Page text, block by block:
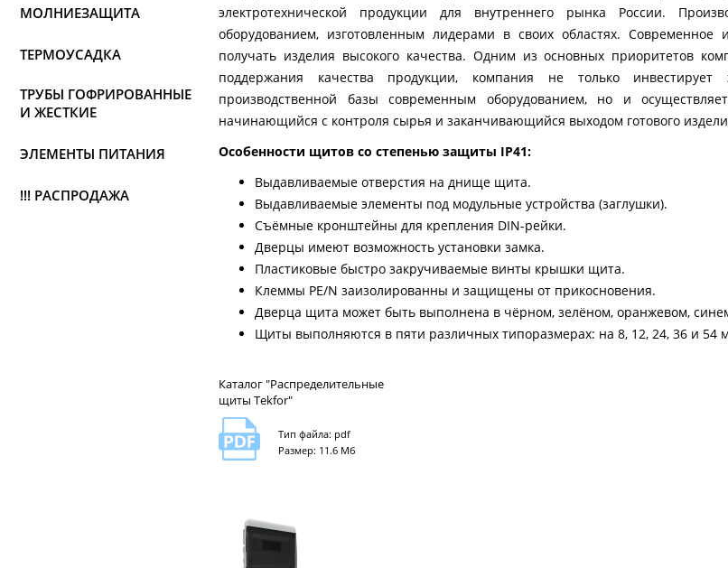
МОЛНИЕЗАЩИТА
ТЕРМОУСАДКА
ТРУБЫ ГОФРИРОВАННЫЕ
И ЖЕСТКИЕ
ЭЛЕМЕНТЫ ПИТАНИЯ
!!! РАСПРОДАЖА
электротехнической продукции для внутреннего рынка России.
оборудованием, изготовленным лидерами в своих областях. Современное
получать изделия высокого качества. Одним из основных приоритетов
поддержания качества продукции, компания не только
производственной базы современным оборудованием, но и
начинающийся с контроля сырья и заканчивающийся выходом готового
Особенности щитов со степенью защиты IP41:
Выдавливаемые отверстия на днище щита.
Выдавливаемые элементы под модульные устройства (заглушки).
Съёмные кронштейны для крепления DIN-рейки.
Дверцы имеют возможность установки замка.
Пластиковые быстро закручиваемые винты крышки щита.
Клеммы PE/N заизолированны и защищены от прикосновения.
Дверца щита может быть выполнена в чёрном, зелёном, оранжевом,
Щиты выполняются в пяти различных типоразмерах: на 8, 12, 24, 36 и 54
Каталог "Распределительные
щиты Tekfor"
Тип файла: pdf
Размер: 11.6 Мб